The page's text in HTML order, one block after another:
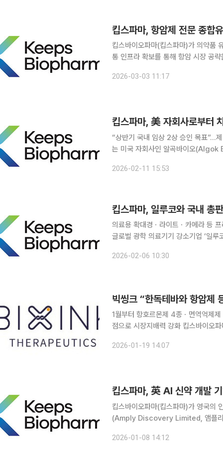
킵스파마, 항암제 전문 종합
킵스바이오파마(킵스파마)가 의약품
통 인프라 확보를 통해 항암 시장 공
업 ‘엘피스팜’ 지분 92%를 인수, 손
2026-03-03 11:17
“상반기 국내 임상 2상 승인 목표”…제네릭 약가 인
는 미국 자회사인 알곡바이오(Algok
2026-02-11 15:53
킵스파마, 일루코와 국내 총
의료용 확대경ㆍ라이트ㆍ카메라 등 프리미엄 의료기
글로벌 광학 의료기기 강소기업 ‘일루코’와
계약을 체결했다고 6일 밝혔다. 킵스
2026-02-06 10:30
1월부터 항호르몬제 4종ㆍ면역억제
점으로 시장지배력 강화 킵스바이오파마(킵스파마)의 자회사 빅씽크테라퓨틱스(빅씽크)는 한독테
은 이번 항암제 라인업 확대로만 연
2026-01-19 14:07
킵스바이오파마(킵스파마)가 영국의
(Amply Discovery Limited, 앰플리
을 체결했다고 8일 밝혔다. 취득 지분
2026-01-08 14:12